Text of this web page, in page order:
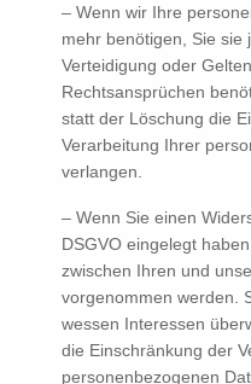
– Wenn wir Ihre
mehr benötigen, Sie sie
Verteidigung oder
Rechtsansprüchen
statt der Löschung die
Verarbeitung Ihrer
verlangen.
– Wenn Sie einen
DSGVO eingelegt
zwischen Ihren und
vorgenommen werden.
wessen Interessen
die Einschränkung der
personenbezogenen